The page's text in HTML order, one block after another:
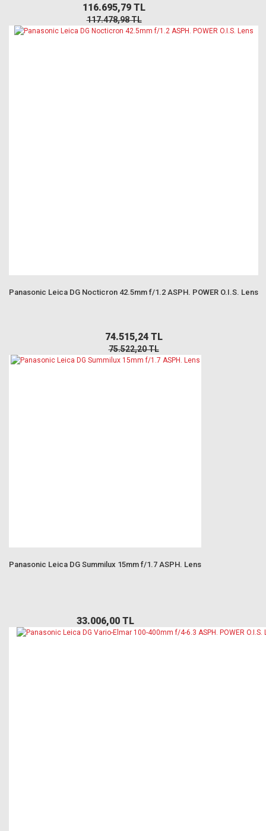
116.695,79 TL
117.478,98 TL
Panasonic Leica DG Nocticron 42.5mm f/1.2 ASPH. POWER O.I.S. Lens
74.515,24 TL
75.522,20 TL
Panasonic Leica DG Summilux 15mm f/1.7 ASPH. Lens
33.006,00 TL